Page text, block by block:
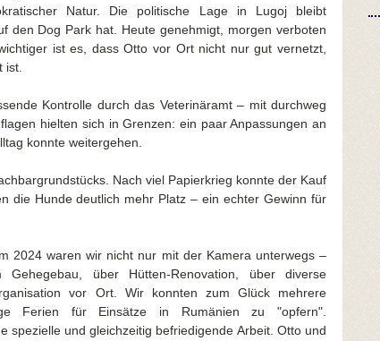
Natur. Die politische Lage in Lugoj bleibt
den Dog Park hat. Heute genehmigt, morgen verboten
ist es, dass Otto vor Ort nicht nur gut vernetzt,
ist.
Kontrolle durch das Veterinäramt – mit durchweg
hielten sich in Grenzen: ein paar Anpassungen an
konnte weitergehen.
Nach viel Papierkrieg konnte der Kauf
die Hunde deutlich mehr Platz – ein echter Gewinn für
2024 waren wir nicht nur mit der Kamera unterwegs –
über Hütten-Renovation, über diverse
vor Ort. Wir konnten zum Glück mehrere
Ferien für Einsätze in Rumänien zu "opfern".
spezielle und gleichzeitig befriedigende Arbeit. Otto und